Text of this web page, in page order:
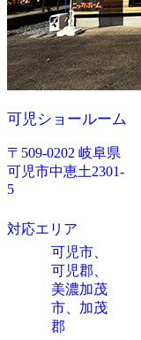
可児ショールーム
〒509-0202 岐阜県
可児市中恵土2301-
5
対応エリア
可児市、
可児郡、
美濃加茂
市、加茂
郡